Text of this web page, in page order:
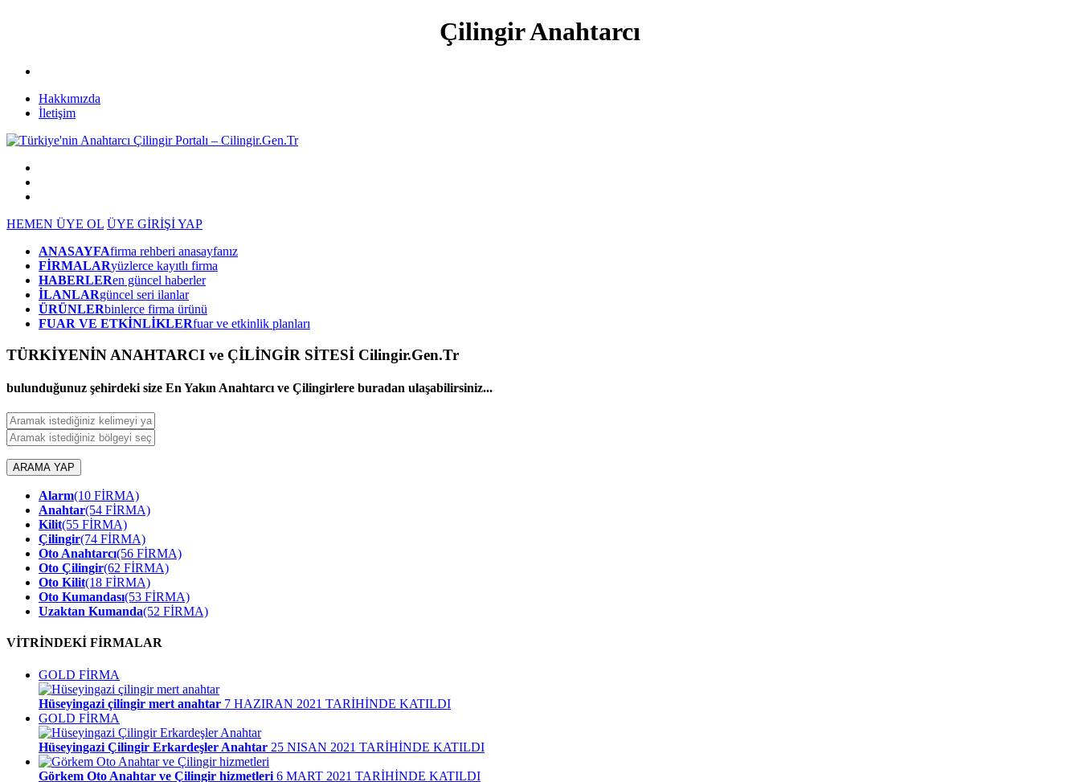
Çilingir Anahtarcı
Hakkımızda
İletişim
HEMEN ÜYE OL ÜYE GİRİŞİ YAP
ANASAYFAfirma rehberi anasayfanız
FİRMALARyüzlerce kayıtlı firma
HABERLERen güncel haberler
İLANLARgüncel seri ilanlar
ÜRÜNLERbinlerce firma ürünü
FUAR VE ETKİNLİKLERfuar ve etkinlik planları
TÜRKİYENİN ANAHTARCI ve ÇİLİNGİR SİTESİ Cilingir.Gen.Tr
bulunduğunuz şehirdeki size En Yakın Anahtarcı ve Çilingirlere buradan ulaşabilirsiniz...
ARAMA YAP
Alarm(10 FİRMA)
Anahtar(54 FİRMA)
Kilit(55 FİRMA)
Çilingir(74 FİRMA)
Oto Anahtarcı(56 FİRMA)
Oto Çilingir(62 FİRMA)
Oto Kilit(18 FİRMA)
Oto Kumandası(53 FİRMA)
Uzaktan Kumanda(52 FİRMA)
VİTRİNDEKİ FİRMALAR
GOLD FİRMA
Hüseyingazi çilingir mert anahtar 7 HAZIRAN 2021 TARİHİNDE KATILDI
GOLD FİRMA
Hüseyingazi Çilingir Erkardeşler Anahtar 25 NISAN 2021 TARİHİNDE KATILDI
Görkem Oto Anahtar ve Çilingir hizmetleri 6 MART 2021 TARİHİNDE KATILDI